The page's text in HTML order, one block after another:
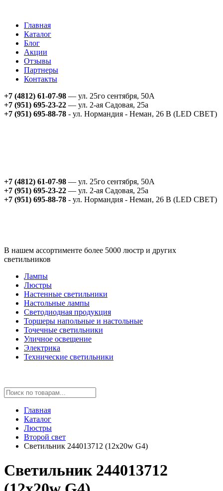
Главная
Каталог
Блог
Акции
Отзывы
Партнеры
Контакты
+7 (4812) 61-07-98 — ул. 25го сентября, 50А
+7 (951) 695-23-22 — ул. 2-ая Садовая, 25а
+7 (951) 695-88-78 - ул. Нормандия - Неман, 26 В (LED СВЕТ)
+7 (4812) 61-07-98 — ул. 25го сентября, 50А
+7 (951) 695-23-22 — ул. 2-ая Садовая, 25а
+7 (951) 695-88-78 - ул. Нормандия - Неман, 26 В (LED СВЕТ)
В нашем ассортименте более 5000 люстр и других
светильников
Лампы
Люстры
Настенные светильники
Настольные лампы
Светодиодная продукция
Торшеры напольные и настольные
Точечные светильники
Уличное освещение
Электрика
Технические светильники
Главная
Каталог
Люстры
Второй свет
Светильник 244013712 (12x20w G4)
Светильник 244013712